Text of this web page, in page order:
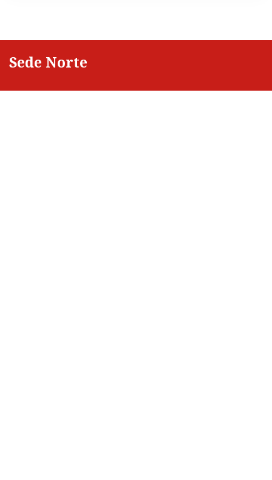
Sede Norte